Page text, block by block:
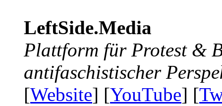
LeftSide.Media
Plattform für Protest &
antifaschistischer
[Website] [YouTube] [